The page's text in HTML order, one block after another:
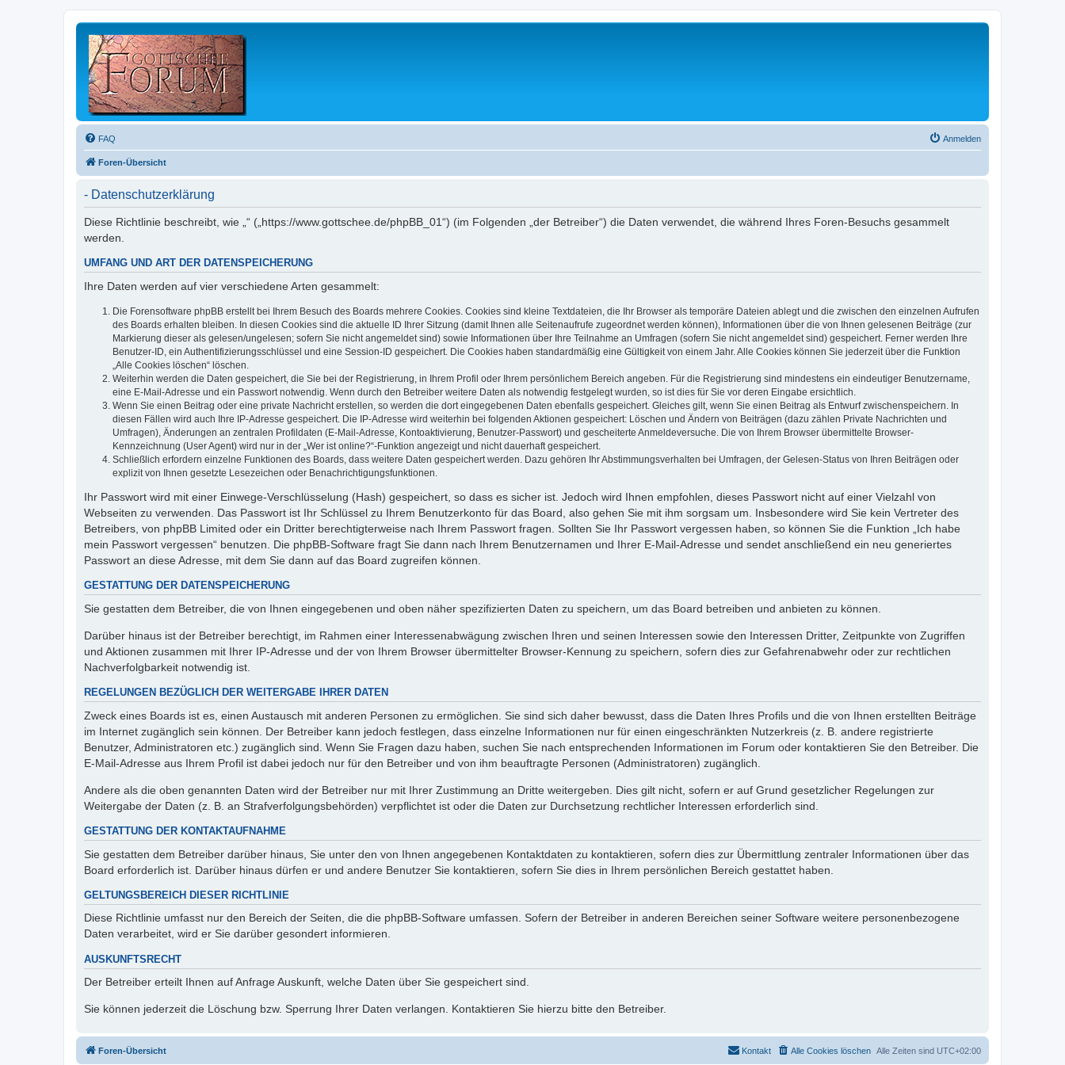
FAQ Anmelden
Foren-Übersicht
- Datenschutzerklärung
Diese Richtlinie beschreibt, wie „“ („https://www.gottschee.de/phpBB_01“) (im Folgenden „der Betreiber“) die Daten verwendet, die während Ihres Foren-Besuchs gesammelt
werden.
UMFANG UND ART DER DATENSPEICHERUNG
Ihre Daten werden auf vier verschiedene Arten gesammelt:
Die Forensoftware phpBB erstellt bei Ihrem Besuch des Boards mehrere Cookies. Cookies sind kleine Textdateien, die Ihr Browser als temporäre Dateien ablegt und die zwischen den einzelnen Aufrufen
des Boards erhalten bleiben. In diesen Cookies sind die aktuelle ID Ihrer Sitzung (damit Ihnen alle Seitenaufrufe zugeordnet werden können), Informationen über die von Ihnen gelesenen Beiträge (zur
Markierung dieser als gelesen/ungelesen; sofern Sie nicht angemeldet sind) sowie Informationen über Ihre Teilnahme an Umfragen (sofern Sie nicht angemeldet sind) gespeichert. Ferner werden Ihre
Benutzer-ID, ein Authentifizierungsschlüssel und eine Session-ID gespeichert. Die Cookies haben standardmäßig eine Gültigkeit von einem Jahr. Alle Cookies können Sie jederzeit über die Funktion
„Alle Cookies löschen“ löschen.
Weiterhin werden die Daten gespeichert, die Sie bei der Registrierung, in Ihrem Profil oder Ihrem persönlichem Bereich angeben. Für die Registrierung sind mindestens ein eindeutiger Benutzername,
eine E-Mail-Adresse und ein Passwort notwendig. Wenn durch den Betreiber weitere Daten als notwendig festgelegt wurden, so ist dies für Sie vor deren Eingabe ersichtlich.
Wenn Sie einen Beitrag oder eine private Nachricht erstellen, so werden die dort eingegebenen Daten ebenfalls gespeichert. Gleiches gilt, wenn Sie einen Beitrag als Entwurf zwischenspeichern. In
diesen Fällen wird auch Ihre IP-Adresse gespeichert. Die IP-Adresse wird weiterhin bei folgenden Aktionen gespeichert: Löschen und Ändern von Beiträgen (dazu zählen Private Nachrichten und
Umfragen), Änderungen an zentralen Profildaten (E-Mail-Adresse, Kontoaktivierung, Benutzer-Passwort) und gescheiterte Anmeldeversuche. Die von Ihrem Browser übermittelte Browser-
Kennzeichnung (User Agent) wird nur in der „Wer ist online?“-Funktion angezeigt und nicht dauerhaft gespeichert.
Schließlich erfordern einzelne Funktionen des Boards, dass weitere Daten gespeichert werden. Dazu gehören Ihr Abstimmungsverhalten bei Umfragen, der Gelesen-Status von Ihren Beiträgen oder
explizit von Ihnen gesetzte Lesezeichen oder Benachrichtigungsfunktionen.
Ihr Passwort wird mit einer Einwege-Verschlüsselung (Hash) gespeichert, so dass es sicher ist. Jedoch wird Ihnen empfohlen, dieses Passwort nicht auf einer Vielzahl von
Webseiten zu verwenden. Das Passwort ist Ihr Schlüssel zu Ihrem Benutzerkonto für das Board, also gehen Sie mit ihm sorgsam um. Insbesondere wird Sie kein Vertreter des
Betreibers, von phpBB Limited oder ein Dritter berechtigterweise nach Ihrem Passwort fragen. Sollten Sie Ihr Passwort vergessen haben, so können Sie die Funktion „Ich habe
mein Passwort vergessen“ benutzen. Die phpBB-Software fragt Sie dann nach Ihrem Benutzernamen und Ihrer E-Mail-Adresse und sendet anschließend ein neu generiertes
Passwort an diese Adresse, mit dem Sie dann auf das Board zugreifen können.
GESTATTUNG DER DATENSPEICHERUNG
Sie gestatten dem Betreiber, die von Ihnen eingegebenen und oben näher spezifizierten Daten zu speichern, um das Board betreiben und anbieten zu können.
Darüber hinaus ist der Betreiber berechtigt, im Rahmen einer Interessenabwägung zwischen Ihren und seinen Interessen sowie den Interessen Dritter, Zeitpunkte von Zugriffen
und Aktionen zusammen mit Ihrer IP-Adresse und der von Ihrem Browser übermittelter Browser-Kennung zu speichern, sofern dies zur Gefahrenabwehr oder zur rechtlichen
Nachverfolgbarkeit notwendig ist.
REGELUNGEN BEZÜGLICH DER WEITERGABE IHRER DATEN
Zweck eines Boards ist es, einen Austausch mit anderen Personen zu ermöglichen. Sie sind sich daher bewusst, dass die Daten Ihres Profils und die von Ihnen erstellten Beiträge
im Internet zugänglich sein können. Der Betreiber kann jedoch festlegen, dass einzelne Informationen nur für einen eingeschränkten Nutzerkreis (z. B. andere registrierte
Benutzer, Administratoren etc.) zugänglich sind. Wenn Sie Fragen dazu haben, suchen Sie nach entsprechenden Informationen im Forum oder kontaktieren Sie den Betreiber. Die
E-Mail-Adresse aus Ihrem Profil ist dabei jedoch nur für den Betreiber und von ihm beauftragte Personen (Administratoren) zugänglich.
Andere als die oben genannten Daten wird der Betreiber nur mit Ihrer Zustimmung an Dritte weitergeben. Dies gilt nicht, sofern er auf Grund gesetzlicher Regelungen zur
Weitergabe der Daten (z. B. an Strafverfolgungsbehörden) verpflichtet ist oder die Daten zur Durchsetzung rechtlicher Interessen erforderlich sind.
GESTATTUNG DER KONTAKTAUFNAHME
Sie gestatten dem Betreiber darüber hinaus, Sie unter den von Ihnen angegebenen Kontaktdaten zu kontaktieren, sofern dies zur Übermittlung zentraler Informationen über das
Board erforderlich ist. Darüber hinaus dürfen er und andere Benutzer Sie kontaktieren, sofern Sie dies in Ihrem persönlichen Bereich gestattet haben.
GELTUNGSBEREICH DIESER RICHTLINIE
Diese Richtlinie umfasst nur den Bereich der Seiten, die die phpBB-Software umfassen. Sofern der Betreiber in anderen Bereichen seiner Software weitere personenbezogene
Daten verarbeitet, wird er Sie darüber gesondert informieren.
AUSKUNFTSRECHT
Der Betreiber erteilt Ihnen auf Anfrage Auskunft, welche Daten über Sie gespeichert sind.
Sie können jederzeit die Löschung bzw. Sperrung Ihrer Daten verlangen. Kontaktieren Sie hierzu bitte den Betreiber.
Foren-Übersicht Alle Zeiten sind UTC+02:00
Alle Cookies löschen
Kontakt